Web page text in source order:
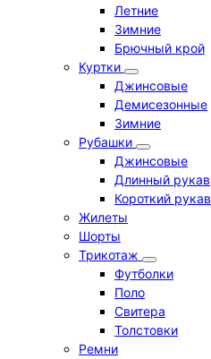
Летние
Зимние
Брючный крой
Куртки
Джинсовые
Демисезонные
Зимние
Рубашки
Джинсовые
Длинный рукав
Короткий рукав
Жилеты
Шорты
Трикотаж
Футболки
Поло
Свитера
Толстовки
Ремни